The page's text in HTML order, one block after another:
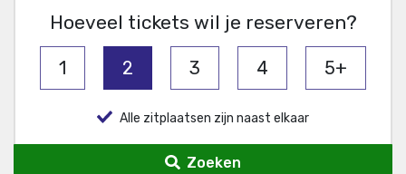
Hoeveel tickets wil je reserveren?
1 2 3 4 5+
Alle zitplaatsen zijn naast elkaar
Zoeken